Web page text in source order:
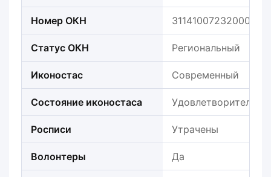
Номер ОКН 311410072320005
Статус ОКН Региональный
Иконостас Современный
Состояние иконостаса
Росписи Утрачены
Волонтеры Да